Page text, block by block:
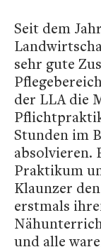
Seit dem
sehr gute
der LLA die
Stunden im
absolvieren.
Praktikum
Klaunzer
erstmals
und alle